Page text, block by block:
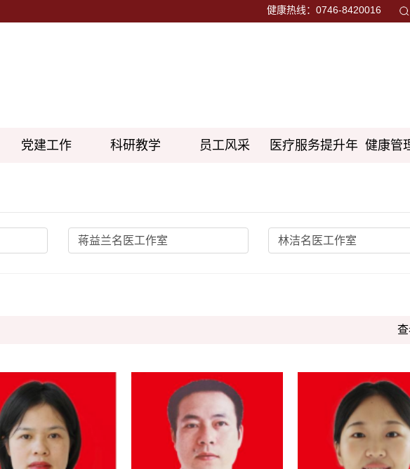
健康热线：0746-8420016
党建工作 科研教学 员工风采 医疗服务提升年 健康管
蒋益兰名医工作室 林洁名医工作室